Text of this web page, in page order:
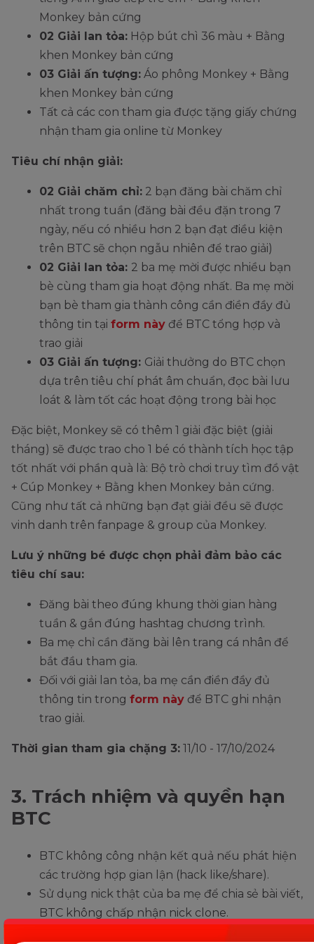
Monkey bản cứng
02 Giải lan tỏa: Hộp bút chì 36 màu + Bằng
khen Monkey bản cứng
03 Giải ấn tượng: Áo phông Monkey + Bằng
khen Monkey bản cứng
Tất cả các con tham gia được tặng giấy chứng
nhận tham gia online từ Monkey
Tiêu chí nhận giải:
02 Giải chăm chỉ: 2 bạn đăng bài chăm chỉ
nhất trong tuần (đăng bài đều đặn trong 7
ngày, nếu có nhiều hơn 2 bạn đạt điều kiện
trên BTC sẽ chọn ngẫu nhiên để trao giải)
02 Giải lan tỏa: 2 ba mẹ mời được nhiều bạn
bè cùng tham gia hoạt động nhất. Ba mẹ mời
bạn bè tham gia thành công cần điền đầy đủ
thông tin tại form này để BTC tổng hợp và
trao giải
03 Giải ấn tượng: Giải thưởng do BTC chọn
dựa trên tiêu chí phát âm chuẩn, đọc bài lưu
loát & làm tốt các hoạt động trong bài học
Đặc biệt, Monkey sẽ có thêm 1 giải đặc biệt (giải
tháng) sẽ được trao cho 1 bé có thành tích học tập
tốt nhất với phần quà là: Bộ trò chơi truy tìm đồ vật
+ Cúp Monkey + Bằng khen Monkey bản cứng.
Cũng như tất cả những bạn đạt giải đều sẽ được
vinh danh trên fanpage & group của Monkey.
Lưu ý những bé được chọn phải đảm bảo các
tiêu chí sau:
Đăng bài theo đúng khung thời gian hàng
tuần & gắn đúng hashtag chương trình.
Ba mẹ chỉ cần đăng bài lên trang cá nhân để
bắt đầu tham gia.
Đối với giải lan tỏa, ba mẹ cần điền đầy đủ
thông tin trong form này để BTC ghi nhận
trao giải.
Thời gian tham gia chặng 3: 11/10 - 17/10/2024
3. Trách nhiệm và quyền hạn
BTC
BTC không công nhận kết quả nếu phát hiện
các trường hợp gian lận (hack like/share).
Sử dụng nick thật của ba mẹ để chia sẻ bài viết,
BTC không chấp nhận nick clone.